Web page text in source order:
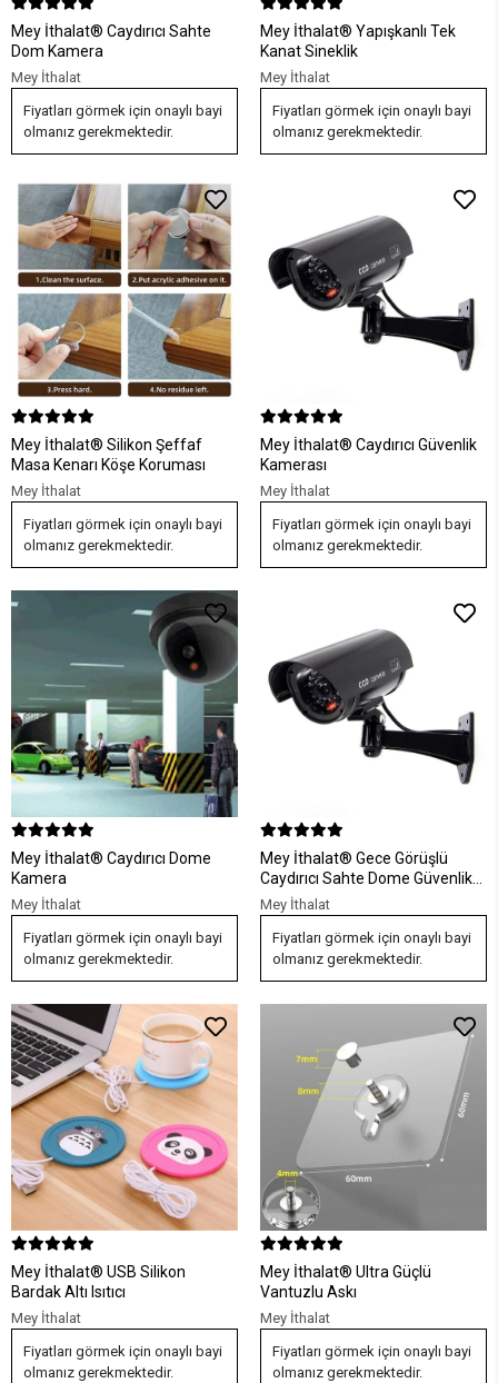
Mey İthalat® Caydırıcı Sahte
Dom Kamera
Mey İthalat
Fiyatları görmek için onaylı bayi
olmanız gerekmektedir.
Mey İthalat® Yapışkanlı Tek
Kanat Sineklik
Mey İthalat
Fiyatları görmek için onaylı bayi
olmanız gerekmektedir.
Mey İthalat® Silikon Şeffaf
Masa Kenarı Köşe Koruması
Mey İthalat
Fiyatları görmek için onaylı bayi
olmanız gerekmektedir.
Mey İthalat® Caydırıcı Güvenlik
Kamerası
Mey İthalat
Fiyatları görmek için onaylı bayi
olmanız gerekmektedir.
Mey İthalat® Caydırıcı Dome
Kamera
Mey İthalat
Fiyatları görmek için onaylı bayi
olmanız gerekmektedir.
Mey İthalat® Gece Görüşlü
Caydırıcı Sahte Dome Güvenlik
Kamerası
Mey İthalat
Fiyatları görmek için onaylı bayi
olmanız gerekmektedir.
Mey İthalat® USB Silikon
Bardak Altı Isıtıcı
Mey İthalat
Fiyatları görmek için onaylı bayi
olmanız gerekmektedir.
Mey İthalat® Ultra Güçlü
Vantuzlu Askı
Mey İthalat
Fiyatları görmek için onaylı bayi
olmanız gerekmektedir.